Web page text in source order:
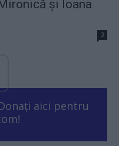
și Ioana
2
aici pentru